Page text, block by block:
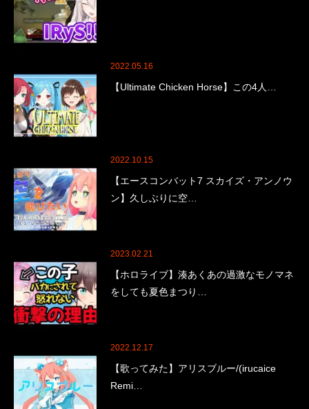
2022.05.16
【Ultimate Chicken Horse】この4人…
2022.10.15
【エースコンバット7 スカイズ・アンノウ
ン】久しぶりに空…
2023.02.21
【ホロライブ】湊あくあの過激なモノマネ
をしても夏色まつり…
2022.12.17
【歌ってみた】アリスブルー/(irucaice
Remi…